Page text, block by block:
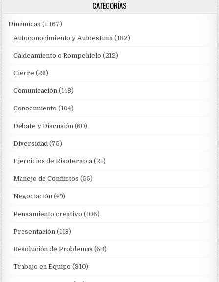
CATEGORÍAS
Dinámicas (1.167)
Autoconocimiento y Autoestima (182)
Caldeamiento o Rompehielo (212)
Cierre (26)
Comunicación (148)
Conocimiento (104)
Debate y Discusión (60)
Diversidad (75)
Ejercicios de Risoterapia (21)
Manejo de Conflictos (55)
Negociación (49)
Pensamiento creativo (106)
Presentación (113)
Resolución de Problemas (63)
Trabajo en Equipo (310)